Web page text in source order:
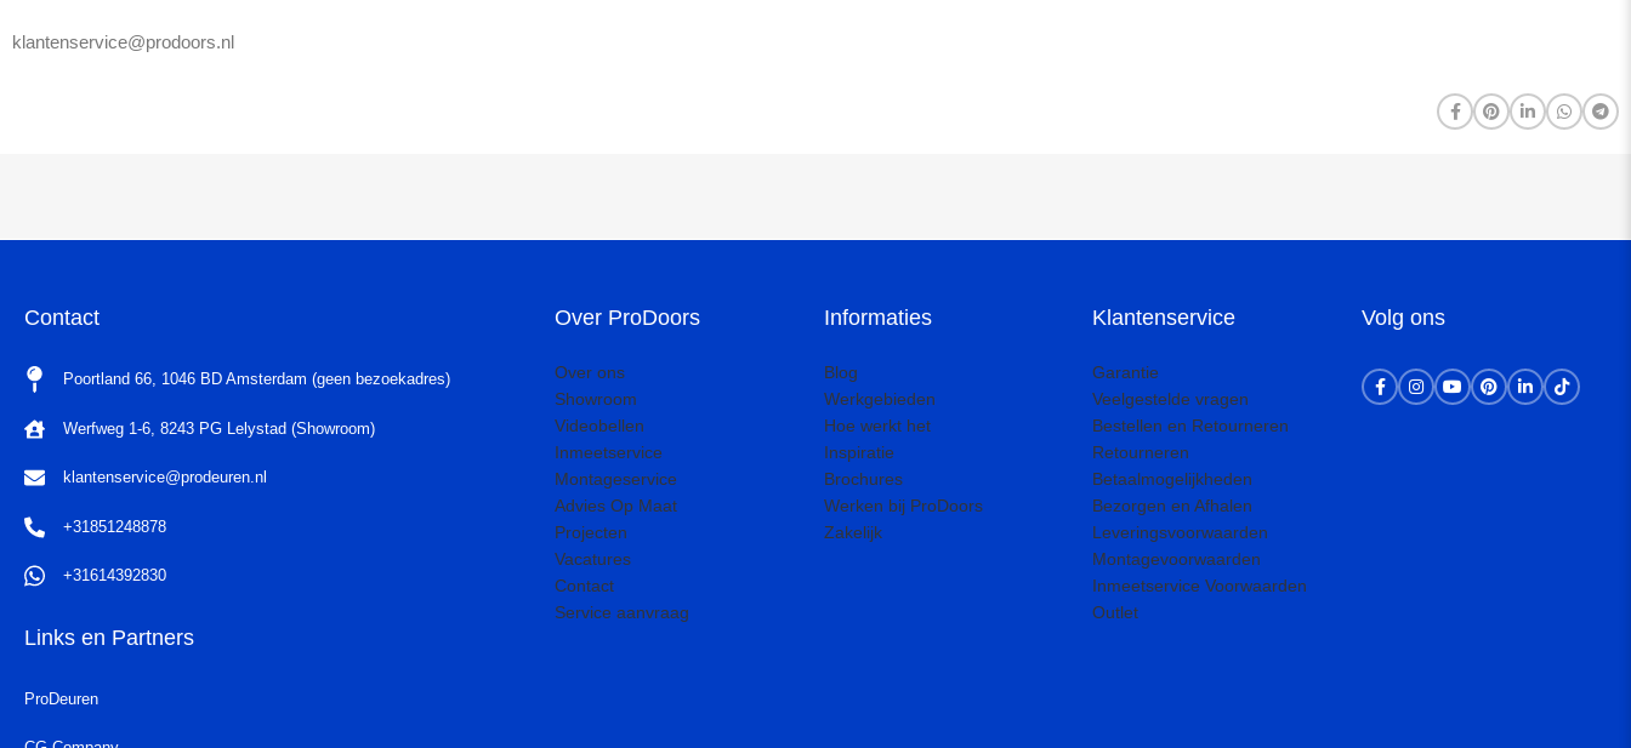
klantenservice@prodoors.nl
Contact
Poortland 66, 1046 BD Amsterdam (geen bezoekadres)
Werfweg 1-6, 8243 PG Lelystad (Showroom)
klantenservice@prodeuren.nl
+31851248878
+31614392830
Links en Partners
ProDeuren
Over ProDoors
Over ons
Showroom
Videobellen
Inmeetservice
Montageservice
Advies Op Maat
Projecten
Vacatures
Contact
Service aanvraag
Informaties
Blog
Werkgebieden
Hoe werkt het
Inspiratie
Brochures
Werken bij ProDoors
Zakelijk
Klantenservice
Garantie
Veelgestelde vragen
Bestellen en Retourneren
Retourneren
Betaalmogelijkheden
Bezorgen en Afhalen
Leveringsvoorwaarden
Montagevoorwaarden
Inmeetservice Voorwaarden
Outlet
Volg ons